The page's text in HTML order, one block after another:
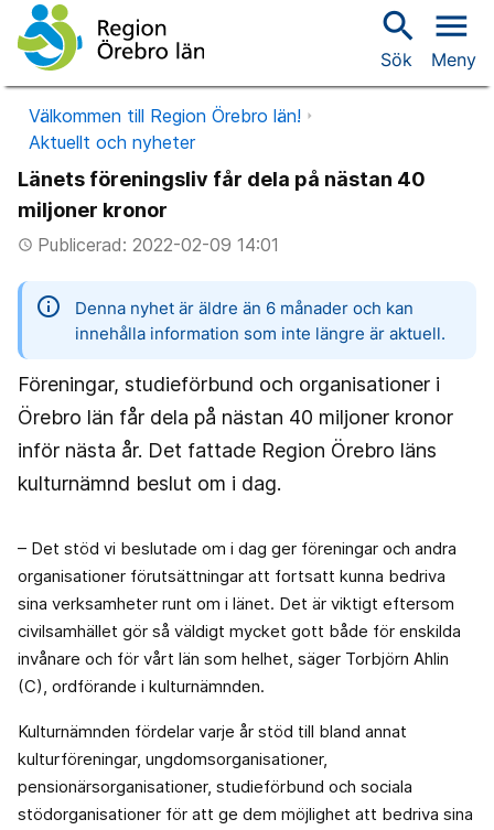
search
Sök
menu
Meny
Välkommen till Region Örebro län!
Aktuellt och nyheter
Länets föreningsliv får dela på nästan 40
miljoner kronor
access_timePublicerad: 2022-02-09 14:01
information
Denna nyhet är äldre än 6 månader och kan
innehålla information som inte längre är aktuell.
Föreningar, studieförbund och organisationer i
Örebro län får dela på nästan 40 miljoner kronor
inför nästa år. Det fattade Region Örebro läns
kulturnämnd beslut om i dag.
– Det stöd vi beslutade om i dag ger föreningar och andra
organisationer förutsättningar att fortsatt kunna bedriva
sina verksamheter runt om i länet. Det är viktigt eftersom
civilsamhället gör så väldigt mycket gott både för enskilda
invånare och för vårt län som helhet, säger Torbjörn Ahlin
(C), ordförande i kulturnämnden.
Kulturnämnden fördelar varje år stöd till bland annat
kulturföreningar, ungdomsorganisationer,
pensionärsorganisationer, studieförbund och sociala
stödorganisationer för att ge dem möjlighet att bedriva sina